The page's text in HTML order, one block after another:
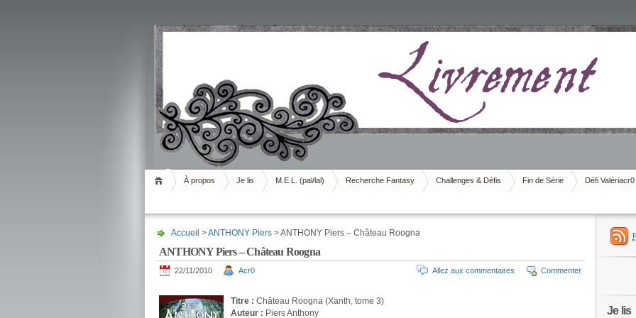
Livrement
À propos Je lis M.E.L. (pal/lal) Recherche Fantasy Challenges & Défis Fin de Série Défi Valériacr0
Accueil >ANTHONY Piers > ANTHONY Piers – Château Roogna
ANTHONY Piers – Château Roogna
22/11/2010 Acr0 Commenter
Allez aux commentaires
Titre : Château Roogna (Xanth, tome 3)
Auteur : Piers Anthony Je lis